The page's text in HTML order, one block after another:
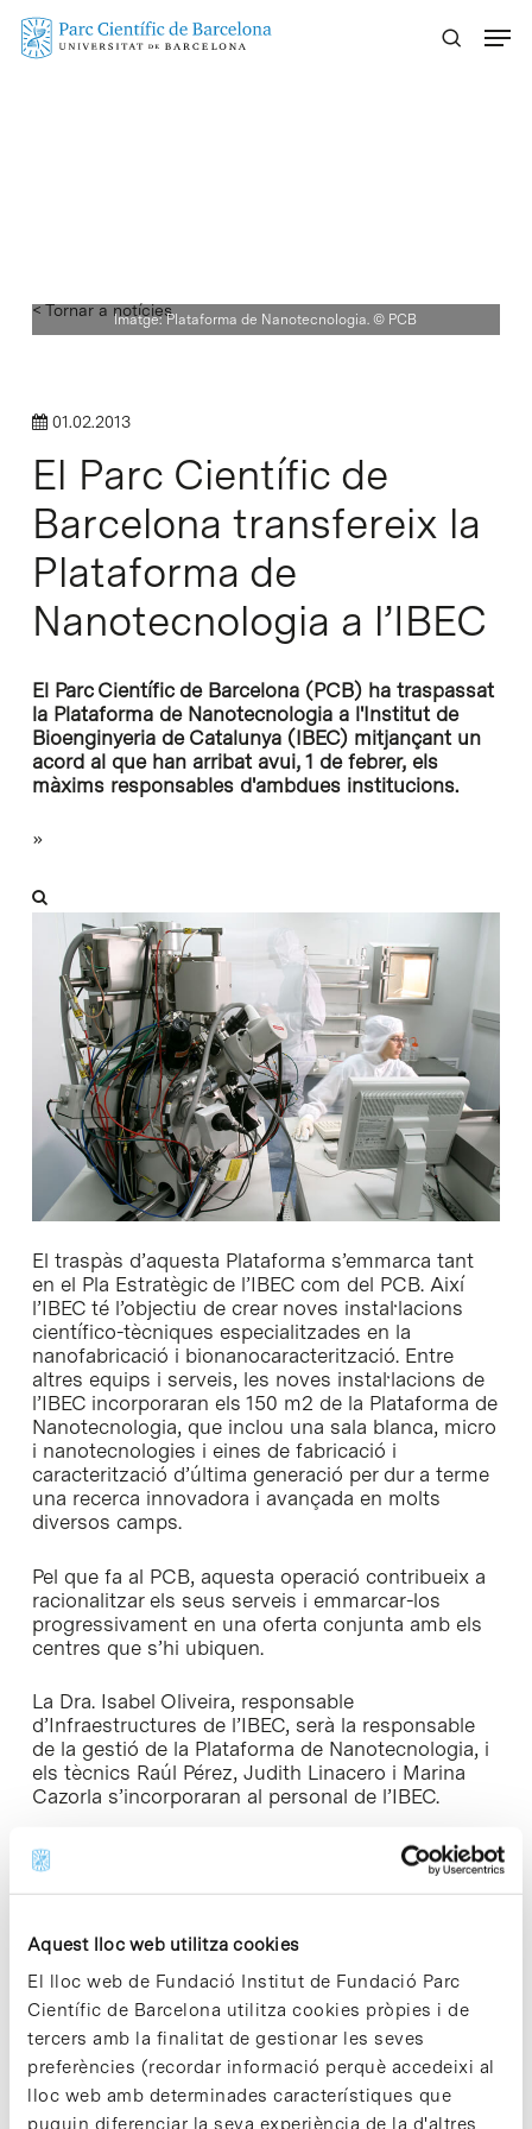
Aquest lloc web utilitza cookies
El lloc web de Fundació Institut de Fundació Parc
Científic de Barcelona utilitza cookies pròpies i de
tercers amb la finalitat de gestionar les seves
preferències (recordar informació perquè accedeixi al
lloc web amb determinades característiques que
puguin diferenciar la seva experiència de la d'altres
Skip
< Tornar a notíciesImatge: Plataforma de Nanotecnologia. © PCB
01.02.2013
El Parc Científic de
Barcelona transfereix la
Plataforma de
Nanotecnologia a l’IBEC
El Parc Científic de Barcelona (PCB) ha traspassat
la Plataforma de Nanotecnologia a l'Institut de
Bioenginyeria de Catalunya (IBEC) mitjançant un
acord al que han arribat avui, 1 de febrer, els
màxims responsables d'ambdues institucions.
»
El traspàs d’aquesta Plataforma s’emmarca tant
en el Pla Estratègic de l’IBEC com del PCB. Així
l’IBEC té l’objectiu de crear noves instal·lacions
científico-tècniques especialitzades en la
nanofabricació i bionanocaracterització. Entre
altres equips i serveis, les noves instal·lacions de
l’IBEC incorporaran els 150 m2 de la Plataforma de
Nanotecnologia, que inclou una sala blanca, micro
i nanotecnologies i eines de fabricació i
caracterització d’última generació per dur a terme
una recerca innovadora i avançada en molts
diversos camps.
Pel que fa al PCB, aquesta operació contribueix a
racionalitzar els seus serveis i emmarcar-los
progressivament en una oferta conjunta amb els
centres que s’hi ubiquen.
La Dra. Isabel Oliveira, responsable
d’Infraestructures de l’IBEC, serà la responsable
de la gestió de la Plataforma de Nanotecnologia, i
els tècnics Raúl Pérez, Judith Linacero i Marina
Cazorla s’incorporaran al personal de l’IBEC.
«A l’IBEC creiem que instal·lacions d’aquest tipus
són crucials per donar suport a la continuació i al
desenvolupament de les nostres àrees de
Planell. «Les noves instal·lacions previstes també
promouran la cooperació i l’intercanvi de
coneixements entre científics de l’IBEC i altres
institucions.»